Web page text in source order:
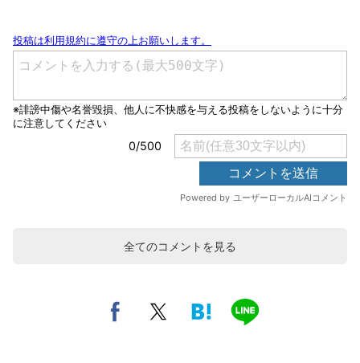
全てのコメントを見る